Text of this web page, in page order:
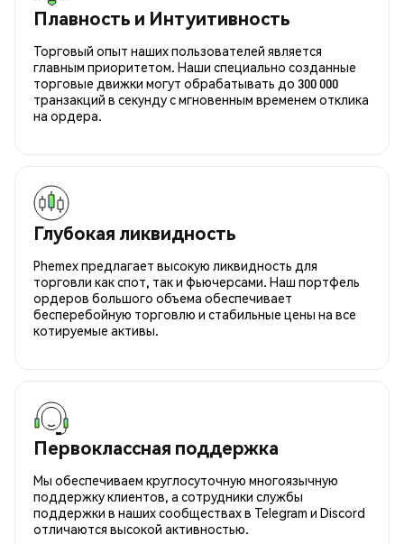
Плавность и Интуитивность
Торговый опыт наших пользователей является
главным приоритетом. Наши специально созданные
торговые движки могут обрабатывать до 300 000
транзакций в секунду с мгновенным временем отклика
на ордера.
Глубокая ликвидность
Phemex предлагает высокую ликвидность для
торговли как спот, так и фьючерсами. Наш портфель
ордеров большого объема обеспечивает
бесперебойную торговлю и стабильные цены на все
котируемые активы.
Первоклассная поддержка
Мы обеспечиваем круглосуточную многоязычную
поддержку клиентов, а сотрудники службы
поддержки в наших сообществах в Telegram и Discord
отличаются высокой активностью.